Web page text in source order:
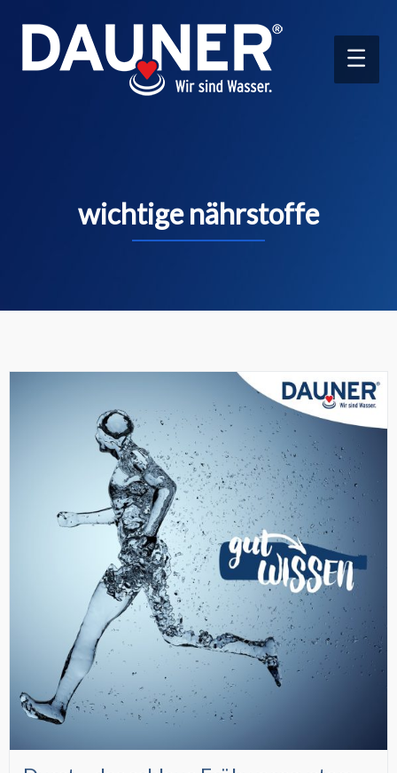
Main
wichtige nährstoffe